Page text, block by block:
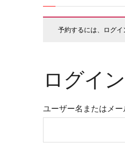
予約するには、ログイ
ログイン
ユーザー名またはメー